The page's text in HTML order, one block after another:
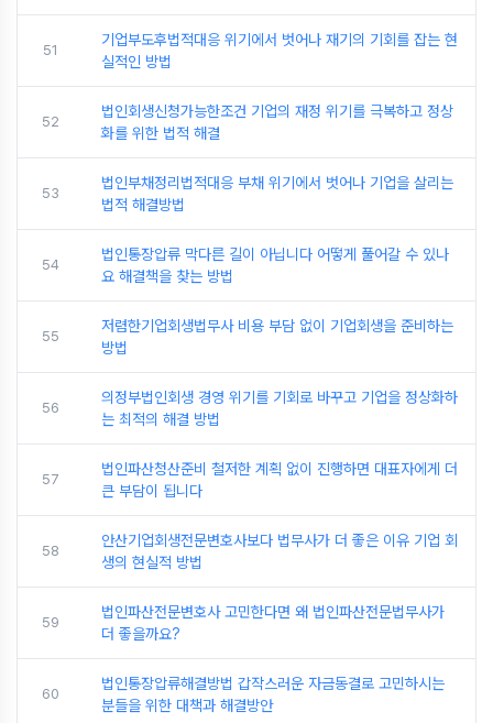
51
기업부도후법적대응 위기에서 벗어나 재기의 기회를 잡는 현
실적인 방법
52
법인회생신청가능한조건 기업의 재정 위기를 극복하고 정상
화를 위한 법적 해결
53
법인부채정리법적대응 부채 위기에서 벗어나 기업을 살리는
법적 해결방법
54
법인통장압류 막다른 길이 아닙니다 어떻게 풀어갈 수 있나
요 해결책을 찾는 방법
55
저렴한기업회생법무사 비용 부담 없이 기업회생을 준비하는
방법
56
의정부법인회생 경영 위기를 기회로 바꾸고 기업을 정상화하
는 최적의 해결 방법
57
법인파산청산준비 철저한 계획 없이 진행하면 대표자에게 더
큰 부담이 됩니다
58
안산기업회생전문변호사보다 법무사가 더 좋은 이유 기업 회
생의 현실적 방법
59
법인파산전문변호사 고민한다면 왜 법인파산전문법무사가
더 좋을까요?
60
법인통장압류해결방법 갑작스러운 자금동결로 고민하시는
분들을 위한 대책과 해결방안